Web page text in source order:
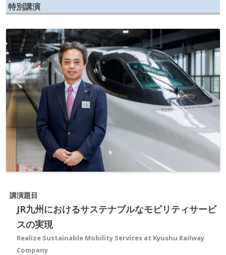
特別講演
講演題目
JR九州におけるサステナブルなモビリティサービ
スの実現
Realize Sustainable Mobility Services at Kyushu Railway
Company